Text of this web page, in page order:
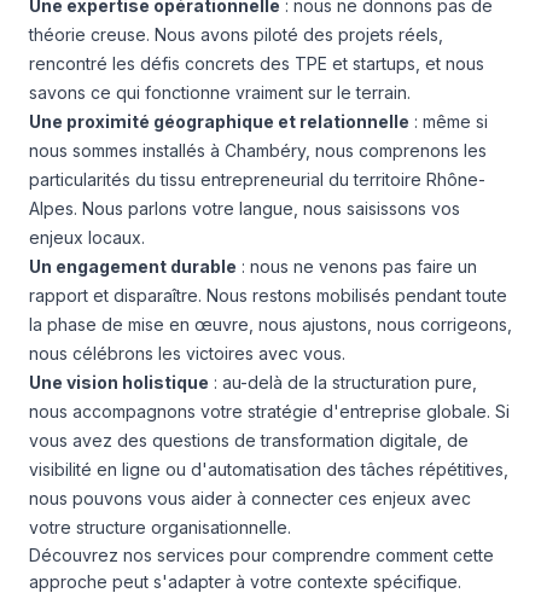
Une expertise opérationnelle : nous ne donnons pas de
théorie creuse. Nous avons piloté des projets réels,
rencontré les défis concrets des TPE et startups, et nous
savons ce qui fonctionne vraiment sur le terrain.
Une proximité géographique et relationnelle : même si
nous sommes installés à Chambéry, nous comprenons les
particularités du tissu entrepreneurial du territoire Rhône-
Alpes. Nous parlons votre langue, nous saisissons vos
enjeux locaux.
Un engagement durable : nous ne venons pas faire un
rapport et disparaître. Nous restons mobilisés pendant toute
la phase de mise en œuvre, nous ajustons, nous corrigeons,
nous célébrons les victoires avec vous.
Une vision holistique : au-delà de la structuration pure,
nous accompagnons votre stratégie d'entreprise globale. Si
vous avez des questions de transformation digitale, de
visibilité en ligne ou d'automatisation des tâches répétitives,
nous pouvons vous aider à connecter ces enjeux avec
votre structure organisationnelle.
Découvrez nos services pour comprendre comment cette
approche peut s'adapter à votre contexte spécifique.